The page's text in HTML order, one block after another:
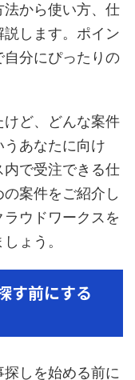
から使い方、仕
します。ポイン
自分にぴったりの
けど、どんな案件
あなたに向け
で受注できる仕
案件をご紹介し
ウドワークスを
ょう。
す前にする
しを始める前に